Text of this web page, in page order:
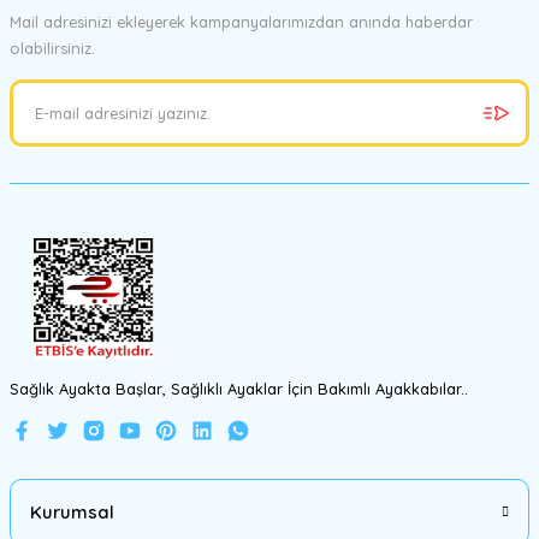
Ürün resmi kalitesiz, bozuk veya görüntülenemiyor.
Ürün bilgilerinde hatalar bulunuyor.
Mail adresinizi ekleyerek kampanyalarımızdan anında haberdar
olabilirsiniz.
Sağlık Ayakta Başlar, Sağlıklı Ayaklar İçin Bakımlı Ayakkabılar..
Kurumsal